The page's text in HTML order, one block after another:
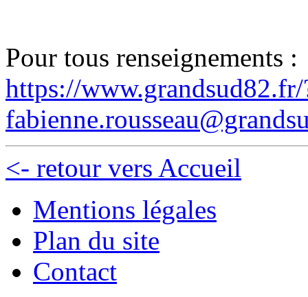
Pour tous renseignements :
https://
<- retour vers Accueil
Mentions légales
Plan du site
Contact